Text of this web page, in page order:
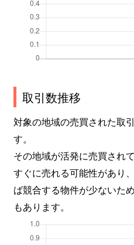
取引数推移
対象の地域の売買された取
す。
その地域が活発に売買され
すぐに売れる可能性があり
ば競合する物件が少ないた
もあります。